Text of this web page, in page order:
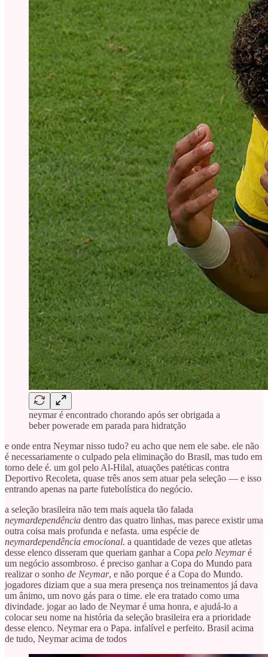
neymar é encontrado chorando após ser obrigada a
beber powerade em parada para hidratção
e onde entra Neymar nisso tudo? eu acho que nem ele sabe. ele não
é necessariamente o culpado pela eliminação do Brasil, mas tudo em
torno dele é. um gol pelo Al-Hilal, atuações patéticas contra
Deportivo Recoleta, quase três anos sem atuar pela seleção — e isso
entrando apenas na parte futebolística do negócio.
a seleção brasileira não tem mais aquela tão falada
neymardependência dentro das quatro linhas, mas parece existir uma
outra coisa mais profunda e nefasta. uma espécie de
neymardependência emocional. a quantidade de vezes que atletas
desse elenco disseram que queriam ganhar a Copa pelo Neymaré
um negócio assombroso. é preciso ganhar a Copa do Mundo para
realizar o sonho de Neymar, e não porque é a Copa do Mundo.
jogadores diziam que a sua mera presença nos treinamentos já dava
um ânimo, um novo gás para o time. ele era tratado como uma
divindade. jogar ao lado de Neymar é uma honra, e ajudá-lo a
colocar seu nome na história da seleção brasileira era a prioridade
desse elenco. Neymar era o Papa. infalível e perfeito. Brasil acima
de tudo, Neymar acima de todos